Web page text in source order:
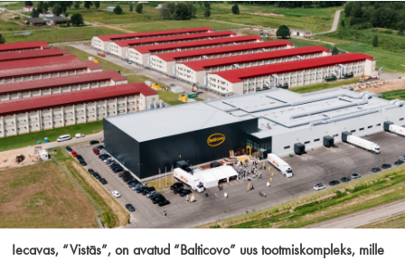
Iecavas, “Vistās”, on avatud “Balticovo” uus tootmiskompleks, mille